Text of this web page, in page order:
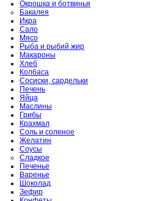
Окрошка и ботвинья
Бакалея
Икра
Сало
Мясо
Рыба и рыбий жир
Макароны
Хлеб
Колбаса
Сосиски, сардельки
Печень
Яйца
Маслины
Грибы
Крахмал
Соль и соленое
Желатин
Соусы
Сладкое
Печенье
Варенье
Шоколад
Зефир